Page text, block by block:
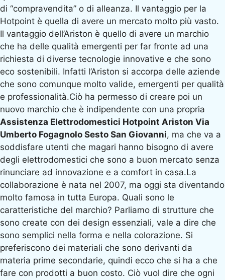
di “compravendita” o di alleanza. Il vantaggio per la
Hotpoint è quella di avere un mercato molto più vasto.
Il vantaggio dell’Ariston è quello di avere un marchio
che ha delle qualità emergenti per far fronte ad una
richiesta di diverse tecnologie innovative e che sono
eco sostenibili. Infatti l’Ariston si accorpa delle aziende
che sono comunque molto valide, emergenti per qualità
e professionalità.Ciò ha permesso di creare poi un
nuovo marchio che è indipendente con una propria
Assistenza Elettrodomestici Hotpoint Ariston Via
Umberto Fogagnolo Sesto San Giovanni, ma che va a
soddisfare utenti che magari hanno bisogno di avere
degli elettrodomestici che sono a buon mercato senza
rinunciare ad innovazione e a comfort in casa.La
collaborazione è nata nel 2007, ma oggi sta diventando
molto famosa in tutta Europa. Quali sono le
caratteristiche del marchio? Parliamo di strutture che
sono create con dei design essenziali, vale a dire che
sono semplici nella forma e nella colorazione. Si
preferiscono dei materiali che sono derivanti da
materia prime secondarie, quindi ecco che si ha a che
fare con prodotti a buon costo. Ciò vuol dire che ogni